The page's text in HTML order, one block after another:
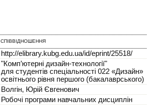
СПІВВІДНОШЕННЯ
http://elibrary.kubg.edu.ua/id/eprint/25518/
"Комп’ютерні дизайн-технології"
для студентів спеціальності 022 «Дизайн»
освітнього рівня першого (бакалаврського)
Волгін, Юрій Євгенович
Робочі програми навчальних дисциплін